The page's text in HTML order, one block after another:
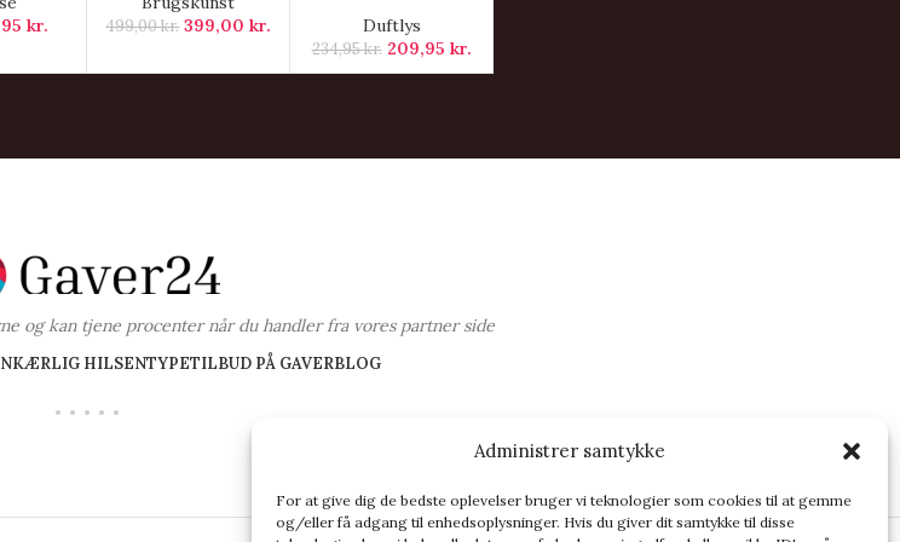
Administrer samtykke
For at give dig de bedste oplevelser bruger vi teknologier som cookies til at gemme
og/eller få adgang til enhedsoplysninger. Hvis du giver dit samtykke til disse
kr. 499,00kr. 399,00kr. Duftlys
234,95kr. 209,95 kr.
og kan tjene procenter når du handler fra vores partner side
KÆRLIG HILSENTYPETILBUD PÅ GAVERBLOG